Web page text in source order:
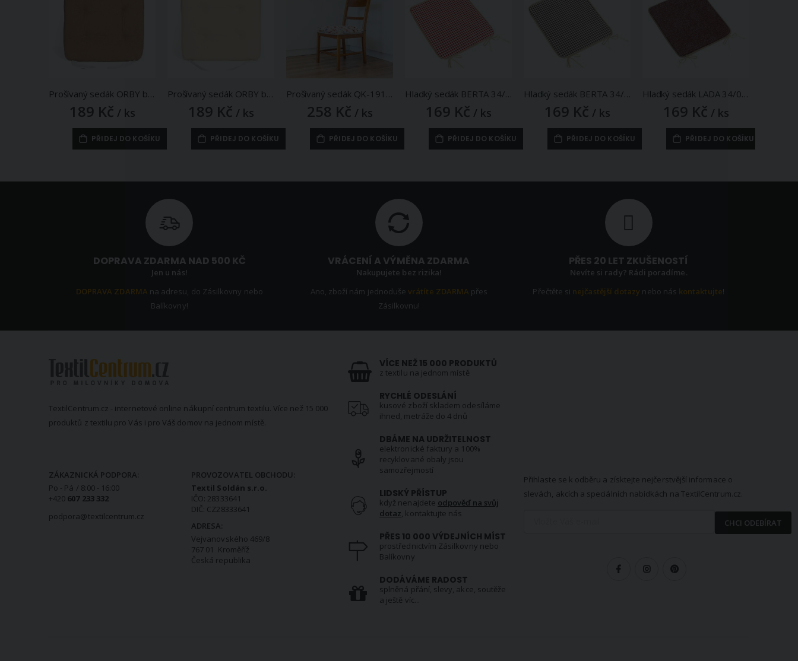
Prošívaný sedák ORBY b.48, béžový, čtverec 40x40cm
189 Kč / ks
PŘIDEJ DO KOŠÍKU
Prošívaný sedák ORBY b.16, krémový, čtverec 40x40cm
189 Kč / ks
PŘIDEJ DO KOŠÍKU
Prošívaný sedák QK-191, vlčí máky, červeno-modrá, čtverec 40x40cm
258 Kč / ks
PŘIDEJ DO KOŠÍKU
Hladký sedák BERTA 34/609, KOSTIČKA ČERVENÁ, čtverec 40x40cm
169 Kč / ks
PŘIDEJ DO KOŠÍKU
Hladký sedák BERTA 34/608, KOSTIČKA HNĚDÁ, čtverec 40x40cm
169 Kč / ks
PŘIDEJ DO KOŠÍKU
Hladký sedák LADA 34/032, UNI TMAVĚ VÍNOVÝ , čtverec 40x40cm
169 Kč / ks
PŘIDEJ DO KOŠÍKU
DOPRAVA ZDARMA NAD 500 KČ
Jen u nás!
DOPRAVA ZDARMA na adresu, do Zásilkovny nebo
Balíkovny!
VRÁCENÍ A VÝMĚNA ZDARMA
Nakupujete bez rizika!
Ano, zboží nám jednoduševrátíte ZDARMA přes
Zásilkovnu!
PŘES 20 LET ZKUŠENOSTÍ
Nevíte si rady? Rádi poradíme.
Přečtěte si nejčastější dotazy nebo nás kontaktujte!
TextilCentrum.cz - internetové online nákupní centrum textilu. Více než 15 000
produktů z textilu pro Vás i pro Váš domov na jednom místě.
ZÁKAZNICKÁ PODPORA:
Po - Pá / 8:00 - 16:00
+420 607 233 332
podpora@textilcentrum.cz
PROVOZOVATEL OBCHODU:
Textil Soldán s.r.o.
IČO: 28333641
DIČ: CZ28333641
ADRESA:
Vejvanovského 469/8
767 01 Kroměříž
Česká republika
VÍCE NEŽ 15 000 PRODUKTŮ
z textilu na jednom místě
RYCHLÉ ODESLÁNÍ
kusové zboží skladem odesíláme
ihned, metráže do 4 dnů
DBÁME NA UDRŽITELNOST
elektronické faktury a 100%
recyklované obaly jsou
samozřejmostí
LIDSKÝ PŘÍSTUP
když nenajdete odpověď na svůj
dotaz, kontaktujte nás
PŘES 10 000 VÝDEJNÍCH MÍST
prostřednictvím Zásilkovny nebo
Balíkovny
DODÁVÁME RADOST
splněná přání, slevy, akce, soutěže
a ještě víc...
Přihlaste se k odběru a získtejte nejčerstvější informace o
slevách, akcích a speciálních nabídkách na TextilCentrum.cz.
CHCI ODEBÍRAT